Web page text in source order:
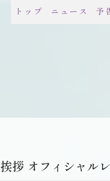
トップ ニュース 予
拶 オフィシャル